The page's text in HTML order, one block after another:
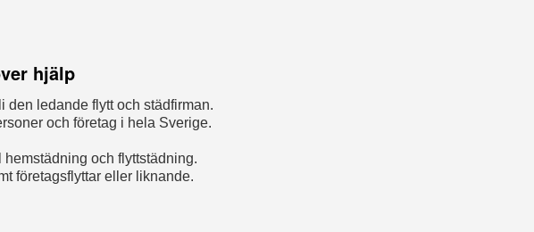
hjälp
den ledande flytt och städfirman.
och företag i hela Sverige.
och flyttstädning.
företagsflyttar eller liknande.